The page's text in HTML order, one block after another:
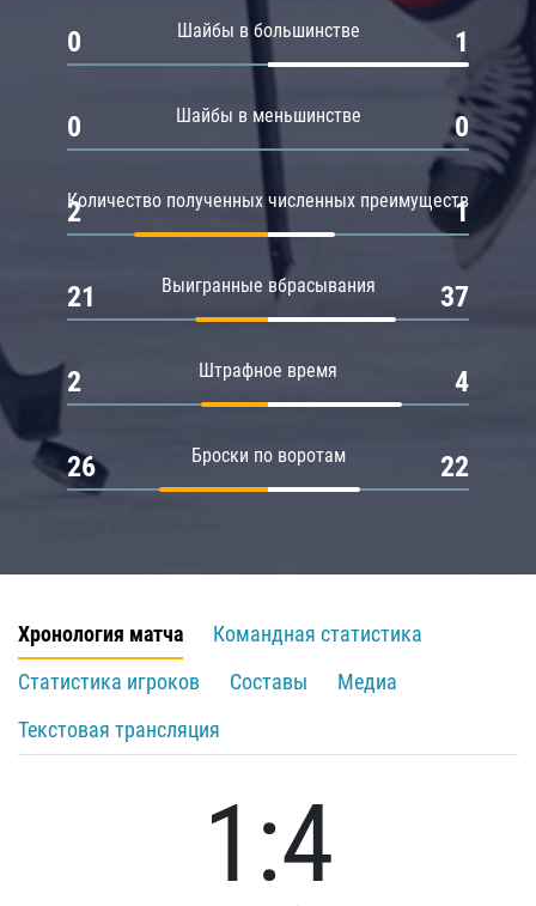
Шайбы в большинстве
0 1
Шайбы в меньшинстве
0 0
Количество полученных численных преимуществ
2 1
Выигранные вбрасывания
21 37
Штрафное время
2 4
Броски по воротам
26 22
Хронология матча
Командная статистика
Статистика игроков
Составы
Медиа
Текстовая трансляция
1:4